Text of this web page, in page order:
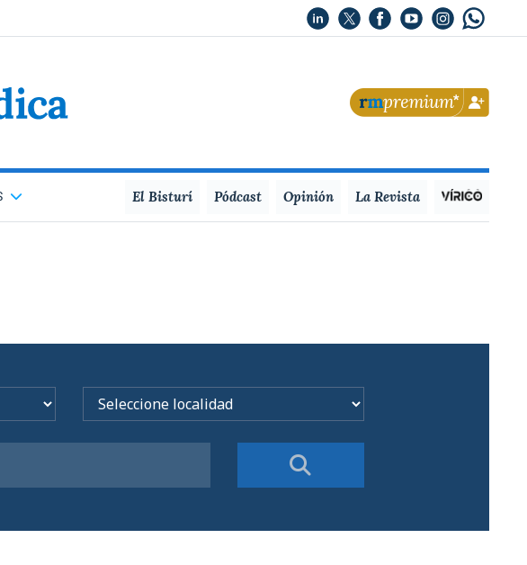
El Bisturí Pódcast Opinión La Revista